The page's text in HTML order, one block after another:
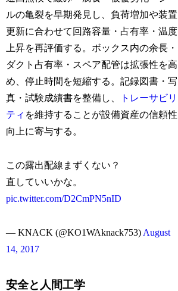
ルの亀裂を早期発見し、負荷増加や装置
更新に合わせて回路容量・占有率・温度
上昇を再評価する。ボックス内の余長・
ダクト占有率・スペア配管は拡張性を高
め、停止時間を短縮する。記録図書・写
真・試験成績書を整備し、
トレーサビリ
ティ を維持することが設備資産の信頼性
向上に寄与する。
この露出配線まずくない？
直していいかな。
pic.twitter.com/D2CmPN5nID
— KNACK (@KO1WAknack753) August
14, 2017
安全と人間工学